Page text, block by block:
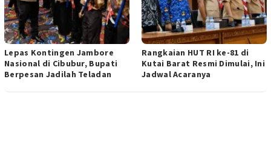
Lepas Kontingen Jambore
Nasional di Cibubur, Bupati
Berpesan Jadilah Teladan
Rangkaian HUT RI ke-81 di
Kutai Barat Resmi Dimulai, Ini
Jadwal Acaranya